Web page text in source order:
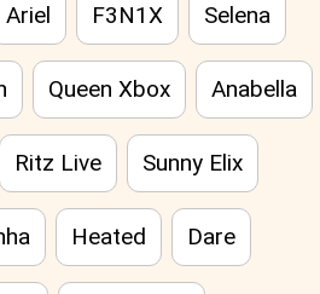
Ariel F3N1X Selena
Queen Xbox Anabella
Ritz Live Sunny Elix
Heated Dare